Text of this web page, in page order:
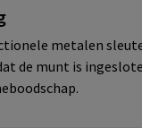
metalen
de munt is